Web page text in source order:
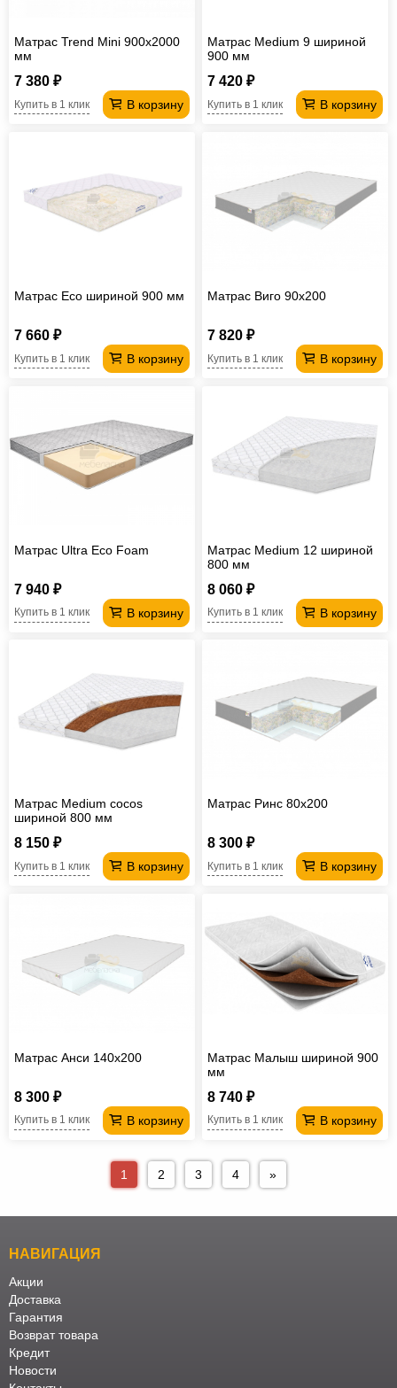
Матрас Trend Mini 900х2000
мм
7 380 ₽
В корзину
Купить в 1 клик
Матрас Medium 9 шириной
900 мм
7 420 ₽
В корзину
Купить в 1 клик
Матрас Eco шириной 900 мм
7 660 ₽
В корзину
Купить в 1 клик
Матрас Виго 90х200
7 820 ₽
В корзину
Купить в 1 клик
Матрас Ultra Eco Foam
7 940 ₽
В корзину
Купить в 1 клик
Матрас Medium 12 шириной
800 мм
8 060 ₽
В корзину
Купить в 1 клик
Матрас Medium cocos
шириной 800 мм
8 150 ₽
В корзину
Купить в 1 клик
Матрас Ринс 80х200
8 300 ₽
В корзину
Купить в 1 клик
Матрас Анси 140х200
8 300 ₽
В корзину
Купить в 1 клик
Матрас Малыш шириной 900
мм
8 740 ₽
В корзину
Купить в 1 клик
1 2 3 4 »
НАВИГАЦИЯ
Акции
Доставка
Гарантия
Возврат товара
Кредит
Новости